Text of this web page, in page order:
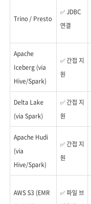
Trino / Presto
✅ JDBC
연결
Apache
Iceberg (via
Hive/Spark)
✅ 간접 지
원
Delta Lake
(via Spark)
✅ 간접 지
원
Apache Hudi
(via
Hive/Spark)
✅ 간접 지
원
AWS S3 (EMR
✅ 파일 브